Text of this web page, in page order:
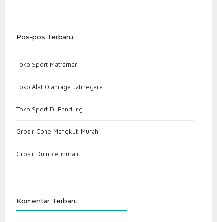
Pos-pos Terbaru
Toko Sport Matraman
Toko Alat Olahraga Jatinegara
Toko Sport Di Bandung
Grosir Cone Mangkuk Murah
Grosir Dumble murah
Komentar Terbaru